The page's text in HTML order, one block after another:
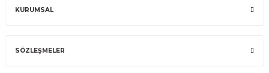
KURUMSAL
SÖZLEŞMELER